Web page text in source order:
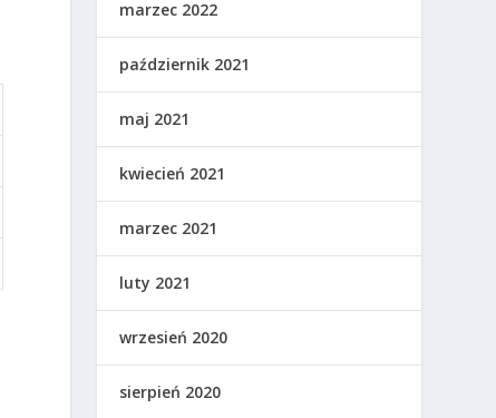
marzec 2022
październik 2021
maj 2021
kwiecień 2021
marzec 2021
luty 2021
wrzesień 2020
sierpień 2020